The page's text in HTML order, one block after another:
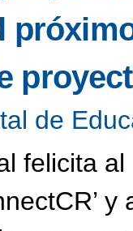
de
felicita al